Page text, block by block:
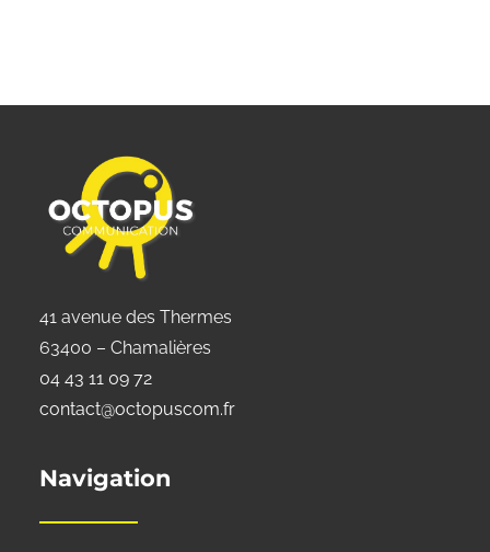
41 avenue des Thermes
63400 – Chamalières
04 43 11 09 72
contact@octopuscom.fr
Navigation